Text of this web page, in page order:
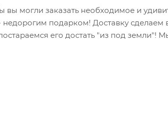
могли заказать необходимое и
подарком! Доставку сделаем
его достать "из под земли"!